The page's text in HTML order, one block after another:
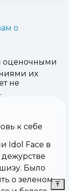
о
оценочными
их
не
к себе
Idol Face в
Было
о зеленом